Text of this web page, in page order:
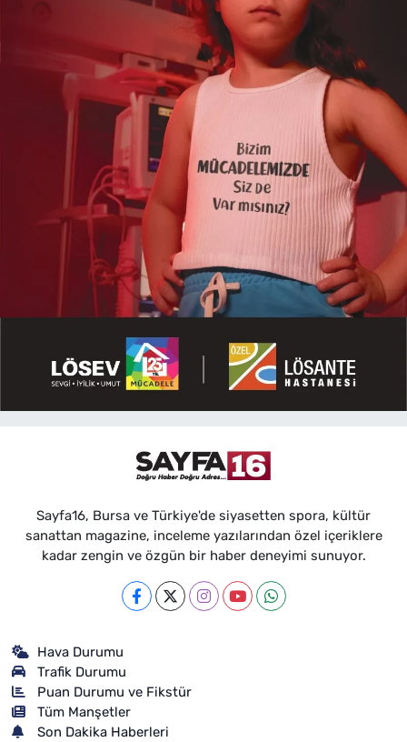
Sayfa16, Bursa ve Türkiye'de siyasetten spora, kültür
sanattan magazine, inceleme yazılarından özel içeriklere
kadar zengin ve özgün bir haber deneyimi sunuyor.
Hava Durumu
Trafik Durumu
Puan Durumu ve Fikstür
Tüm Manşetler
Son Dakika Haberleri